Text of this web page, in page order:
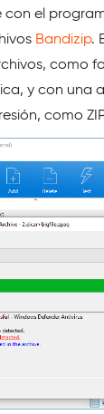
con el
Bandizip.
como
y con una
como ZIP,